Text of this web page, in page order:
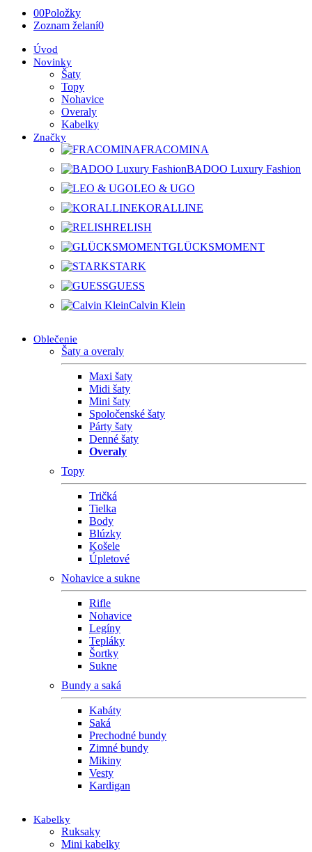
00Položky
Zoznam želaní0
Úvod
Novinky
Šaty
Topy
Nohavice
Overaly
Kabelky
Značky
FRACOMINA
BADOO Luxury Fashion
LEO & UGO
KORALLINE
RELISH
GLÜCKSMOMENT
STARK
GUESS
Calvin Klein
Oblečenie
Šaty a overaly
Maxi šaty
Midi šaty
Mini šaty
Spoločenské šaty
Párty šaty
Denné šaty
Overaly
Topy
Tričká
Tielka
Body
Blúzky
Košele
Úpletové
Nohavice a sukne
Rifle
Nohavice
Legíny
Tepláky
Šortky
Sukne
Bundy a saká
Kabáty
Saká
Prechodné bundy
Zimné bundy
Mikiny
Vesty
Kardigan
Kabelky
Ruksaky
Mini kabelky